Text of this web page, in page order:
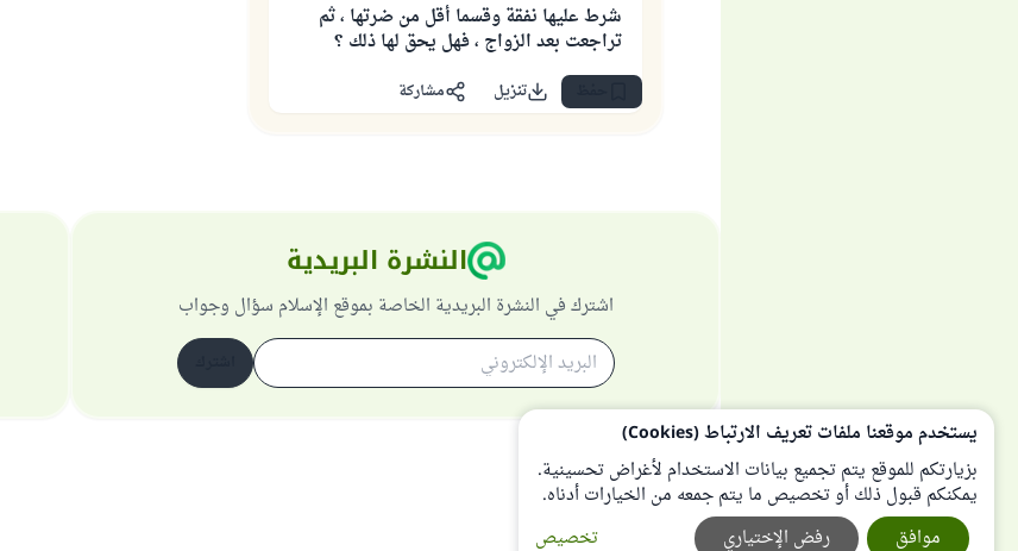
شرط عليها نفقة وقسما أقل من ضرتها ، ثم
تراجعت بعد الزواج ، فهل يحق لها ذلك ؟
تنزيل مشاركة
النشرة البريدية
اشترك في النشرة البريدية الخاصة بموقع الإسلام سؤال وجواب
يستخدم موقعنا ملفات تعريف الارتباط (Cookies)
بزيارتكم للموقع يتم تجميع بيانات الاستخدام لأغراض تحسينية.
يمكنكم قبول ذلك أو تخصيص ما يتم جمعه من الخيارات أدناه.
تخصيص
رفض الإختياري موافق